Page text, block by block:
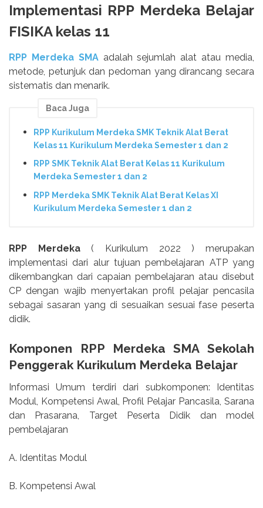
Implementasi RPP Merdeka Belajar
FISIKA kelas 11
RPP Merdeka SMA adalah sejumlah alat atau media,
metode, petunjuk dan pedoman yang dirancang secara
sistematis dan menarik.
Baca Juga
RPP Kurikulum Merdeka SMK Teknik Alat Berat
Kelas 11 Kurikulum Merdeka Semester 1 dan 2
RPP SMK Teknik Alat Berat Kelas 11 Kurikulum
Merdeka Semester 1 dan 2
RPP Merdeka SMK Teknik Alat Berat Kelas XI
Kurikulum Merdeka Semester 1 dan 2
RPP Merdeka( Kurikulum 2022 ) merupakan
implementasi dari alur tujuan pembelajaran ATP yang
dikembangkan dari capaian pembelajaran atau disebut
CP dengan wajib menyertakan profil pelajar pencasila
sebagai sasaran yang di sesuaikan sesuai fase peserta
didik.
Komponen RPP Merdeka SMA Sekolah
Penggerak Kurikulum Merdeka Belajar
Informasi Umum terdiri dari subkomponen: Identitas
Modul, Kompetensi Awal, Profil Pelajar Pancasila, Sarana
dan Prasarana, Target Peserta Didik dan model
pembelajaran
A. Identitas Modul
B. Kompetensi Awal